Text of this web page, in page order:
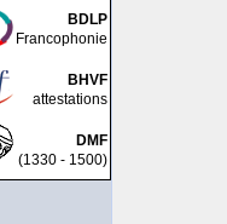
BDLP
Francophonie
BHVF
attestations
DMF
(1330 - 1500)